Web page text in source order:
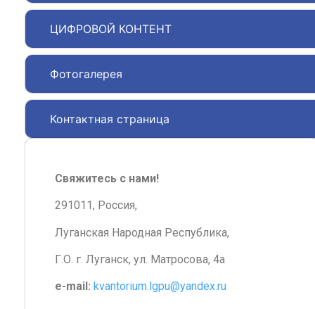
ЦИФРОВОЙ КОНТЕНТ
Фотогалерея
Контактная страница
Свяжитесь с нами!
291011, Россия,
Луганская Народная Республика,
Г.О. г. Луганск, ул. Матросова, 4а
e-mail: kvantorium.lgpu@yandex.ru